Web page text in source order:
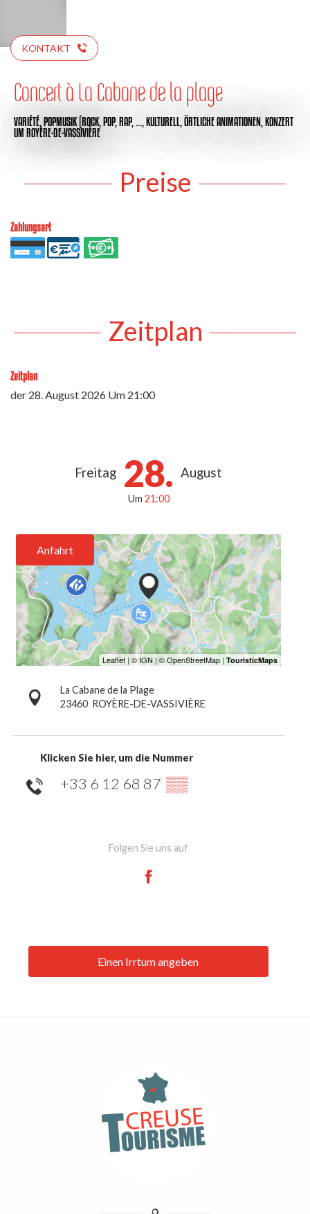
KONTAKT
Concert à La Cabane de la plage
VARIÉTÉ, POPMUSIK (ROCK, POP, RAP, …, KULTURELL, ÖRTLICHE ANIMATIONEN, KONZERT
UM ROYÈRE-DE-VASSIVIÈRE
Preise
Zahlungsart
Zeitplan
Zeitplan
der 28. August 2026 Um 21:00
Freitag 28. August
Um 21:00
Anfahrt
La Cabane de la Plage
23460 ROYÈRE-DE-VASSIVIÈRE
Klicken Sie hier, um die Nummer
+33 6 12 68 87 ▒▒
Folgen Sie uns auf
Einen Irrtum angeben